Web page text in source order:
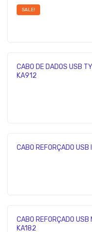
SALE!
CABO DE DADOS USB
KA912
CABO REFORÇADO
CABO REFORÇADO
KA182